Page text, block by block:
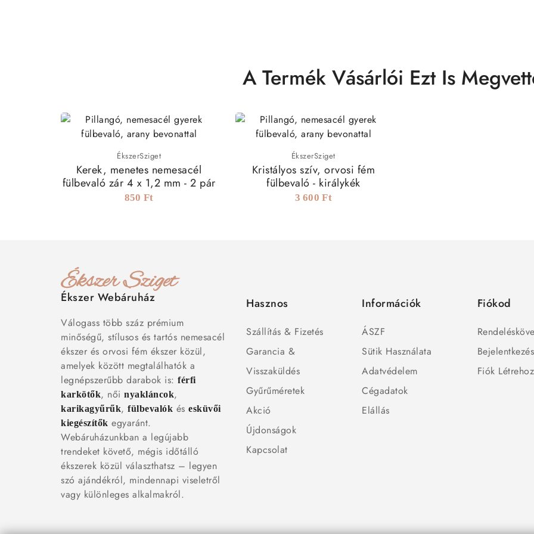
A Termék Vásárlói Ezt Is
ÉkszerSziget
Kerek, menetes nemesacél
fülbevaló zár 4 x 1,2 mm - 2 pár
850 Ft
ÉkszerSziget
Kristályos szív, orvosi fém
fülbevaló - királykék
3 600 Ft
Ékszer Webáruház
Válogass több száz prémium
minőségű, stílusos és tartós nemesacél
ékszer és orvosi fém ékszer közül,
amelyek között megtalálhatók a
legnépszerűbb darabok is: férfi
karkötők, női nyakláncok,
karikagyűrűk, fülbevalók és esküvői
kiegészítők egyaránt.
Webáruházunkban a legújabb
trendeket követő, mégis időtálló
ékszerek közül választhatsz – legyen
szó ajándékról, mindennapi viseletről
vagy különleges alkalmakról.
Hasznos
Szállítás & Fizetés
Garancia &
Visszaküldés
Gyűrűméretek
Akció
Újdonságok
Kapcsolat
Információk
ÁSZF
Sütik Használata
Adatvédelem
Cégadatok
Elállás
Fiókod
Bejelentkezés
Fiók